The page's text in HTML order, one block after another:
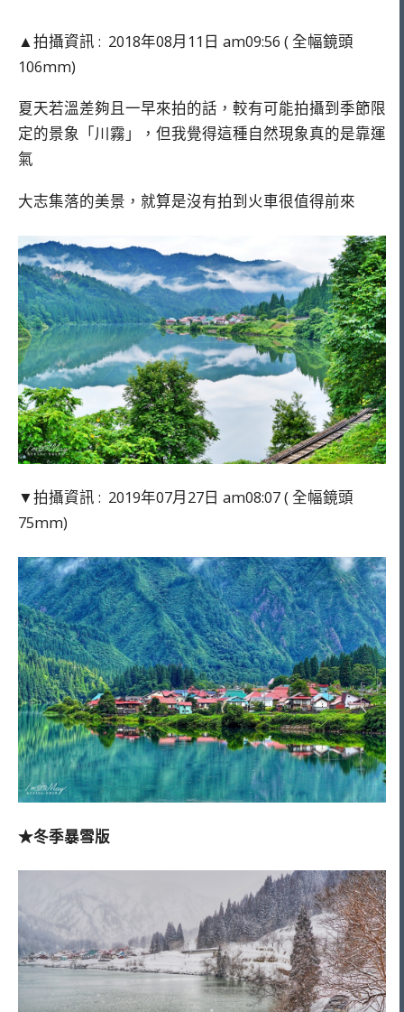
▲拍攝資訊 : 2018年08月11日 am09:56 ( 全幅鏡頭
106mm)
夏天若溫差夠且一早來拍的話，較有可能拍攝到季節限
定的景象「川霧」，但我覺得這種自然現象真的是靠運
氣
大志集落的美景，就算是沒有拍到火車很值得前來
▼拍攝資訊 : 2019年07月27日 am08:07 ( 全幅鏡頭
75mm)
★冬季暴雪版